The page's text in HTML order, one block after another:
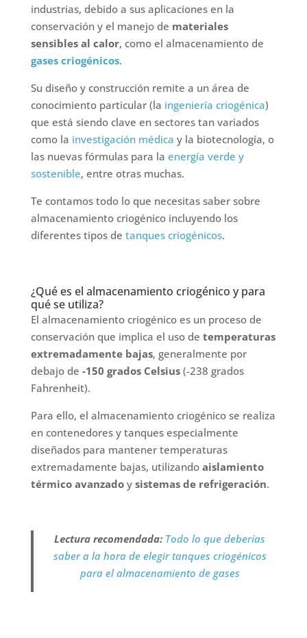
industrias, debido a sus aplicaciones en la
conservación y el manejo de materiales
sensibles al calor, como el almacenamiento de
gases criogénicos.
Su diseño y construcción remite a un área de
conocimiento particular (la ingeniería criogénica)
que está siendo clave en sectores tan variados
como la investigación médica y la biotecnología, o
las nuevas fórmulas para la energía verde y
sostenible, entre otras muchas.
Te contamos todo lo que necesitas saber sobre
almacenamiento criogénico incluyendo los
diferentes tipos de tanques criogénicos.
¿Qué es el almacenamiento criogénico y para
qué se utiliza?
El almacenamiento criogénico es un proceso de
conservación que implica el uso de temperaturas
extremadamente bajas, generalmente por
debajo de -150 grados Celsius (-238 grados
Fahrenheit).
Para ello, el almacenamiento criogénico se realiza
en contenedores y tanques especialmente
diseñados para mantener temperaturas
extremadamente bajas, utilizando aislamiento
térmico avanzadoy sistemas de refrigeración.
Lectura recomendada: Todo lo que deberías
saber a la hora de elegir tanques criogénicos
para el almacenamiento de gases